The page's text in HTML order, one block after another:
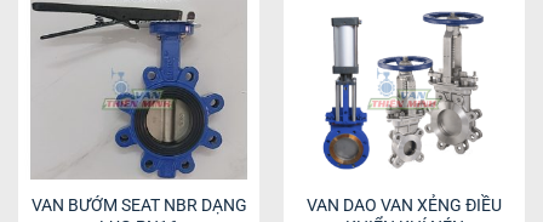
VAN BƯỚM SEAT NBR DẠNG
VAN DAO VAN XẺNG ĐIỀU